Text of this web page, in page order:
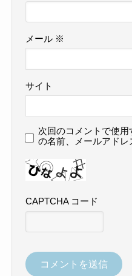
メール ※
サイト
次回のコメントで使
の名前、メールアドレ
CAPTCHA コード